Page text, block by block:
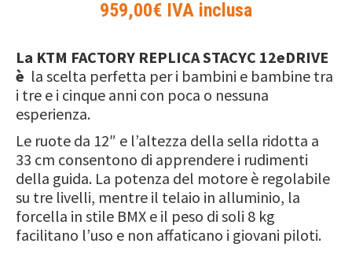
959,00€ IVA inclusa
La KTM FACTORY REPLICA STACYC 12eDRIVE
è la scelta perfetta per i bambini e bambine tra
i tre e i cinque anni con poca o nessuna
esperienza.
Le ruote da 12″ e l’altezza della sella ridotta a
33 cm consentono di apprendere i rudimenti
della guida. La potenza del motore è regolabile
su tre livelli, mentre il telaio in alluminio, la
forcella in stile BMX e il peso di soli 8 kg
facilitano l’uso e non affaticano i giovani piloti.